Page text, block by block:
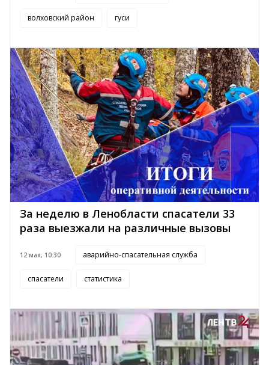
волховский район гуси
За неделю в Ленобласти спасатели 33
раза выезжали на различные вызовы
12 мая, 10:30 аварийно-спасательная служба
спасатели статистика